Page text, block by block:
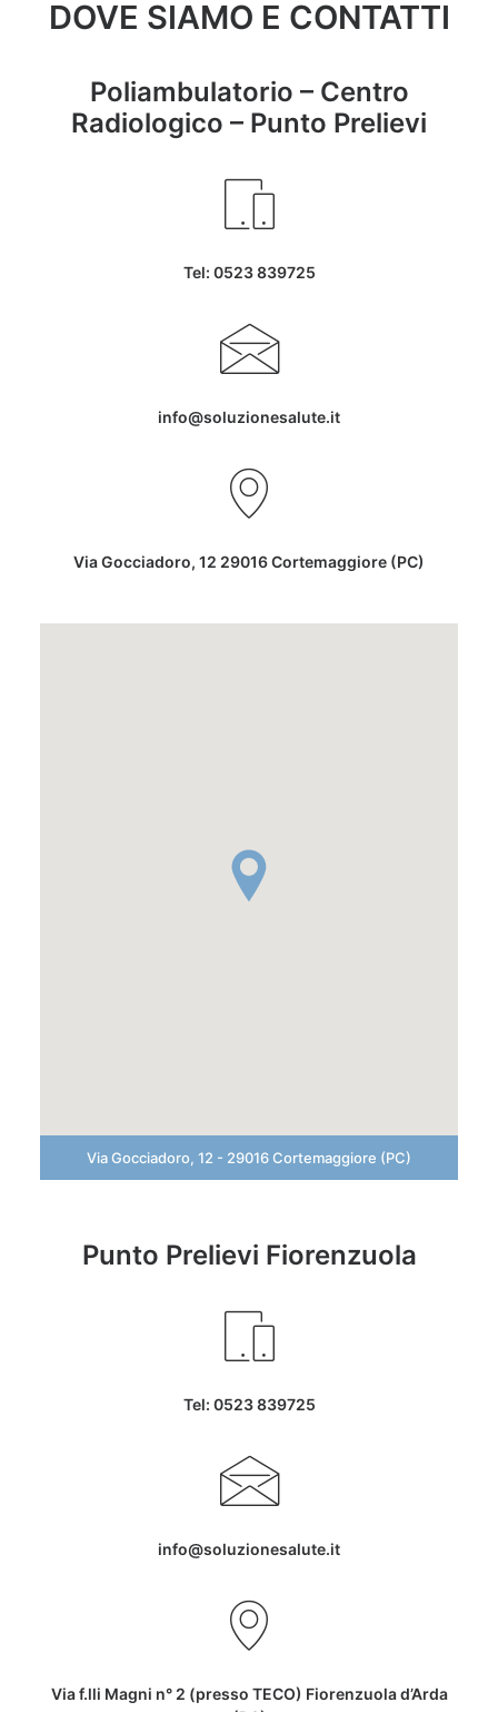
DOVE SIAMO E CONTATTI
Poliambulatorio – Centro
Radiologico – Punto Prelievi
Tel: 0523 839725
info@soluzionesalute.it
Via Gocciadoro, 12 29016 Cortemaggiore (PC)
Via Gocciadoro, 12 - 29016 Cortemaggiore (PC)
Punto Prelievi Fiorenzuola
Tel: 0523 839725
info@soluzionesalute.it
Via f.lli Magni n° 2 (presso TECO) Fiorenzuola d’Arda